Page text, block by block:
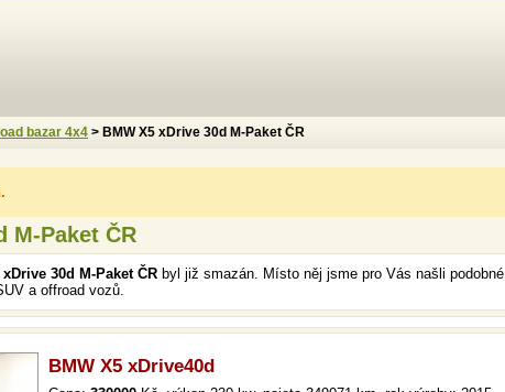
M-Paket ČR
xDrive 30d M-Paket ČR byl již smazán. Místo něj jsme pro Vás našli podobné
a offroad vozů.
BMW X5 xDrive40d
bazar 4x4 > BMW X5 xDrive 30d M-Paket ČR